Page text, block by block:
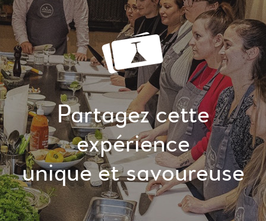
Partagez cette
expérience
unique et savoureuse